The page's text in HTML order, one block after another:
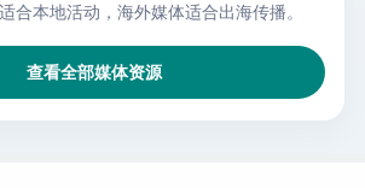
合本地活动，海外媒体适合出海传播。
查看全部媒体资源